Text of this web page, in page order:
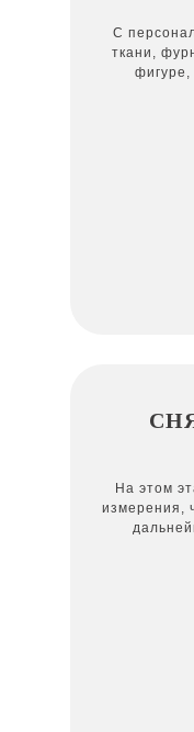
На этом
измерения,
С
ткани,